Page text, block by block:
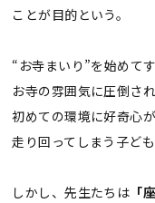
ことが目的という。
“お寺まいり”を始めて
お寺の雰囲気に圧倒さ
初めての環境に好奇心が
走り回ってしまう子ども
しかし、先生たちは 「